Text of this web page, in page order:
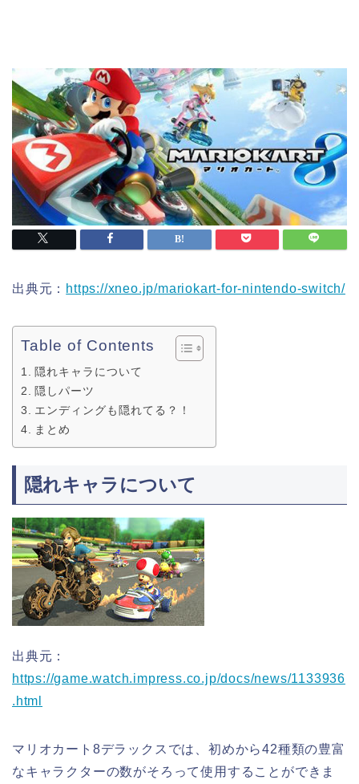
出典元： https://xneo.jp/mariokart-for-nintendo-switch/
Table of Contents
隠れキャラについて
隠しパーツ
エンディングも隠れてる？！
まとめ
隠れキャラについて
出典元：
https://game.watch.impress.co.jp/docs/news/1133936
.html
マリオカート8デラックスでは、初めから42種類の豊富
なキャラクターの数がそろって使用することができま